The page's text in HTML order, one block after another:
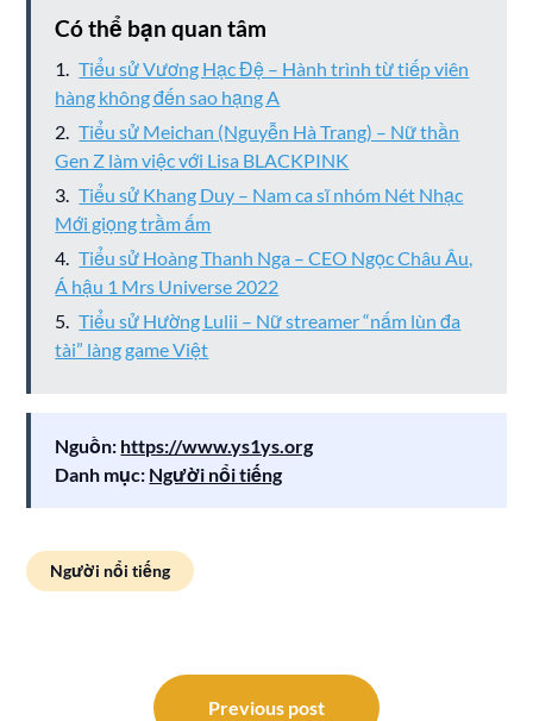
Có thể bạn quan tâm
Tiểu sử Vương Hạc Đệ – Hành trình từ tiếp viên
hàng không đến sao hạng A
Tiểu sử Meichan (Nguyễn Hà Trang) – Nữ thần
Gen Z làm việc với Lisa BLACKPINK
Tiểu sử Khang Duy – Nam ca sĩ nhóm Nét Nhạc
Mới giọng trầm ấm
Tiểu sử Hoàng Thanh Nga – CEO Ngọc Châu Âu,
Á hậu 1 Mrs Universe 2022
Tiểu sử Hường Lulii – Nữ streamer “nấm lùn đa
tài” làng game Việt
Nguồn: https://www.ys1ys.org
Danh mục: Người nổi tiếng
Người nổi tiếng
Previous post